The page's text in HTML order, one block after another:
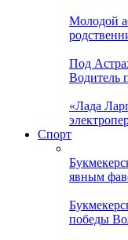
Молодой
Под
Водитель
«Лада
Спорт
явным
победы